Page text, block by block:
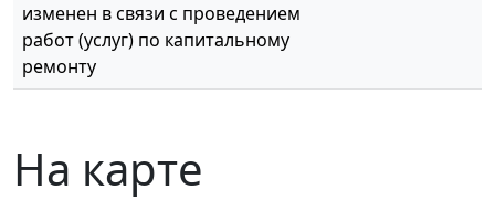
изменен в связи с проведением
работ (услуг) по капитальному
ремонту
На карте